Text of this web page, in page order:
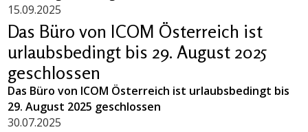
15.09.2025
Das Büro von ICOM Österreich ist
urlaubsbedingt bis 29. August 2025
geschlossen
Das Büro von ICOM Österreich ist urlaubsbedingt bis
29. August 2025 geschlossen
30.07.2025